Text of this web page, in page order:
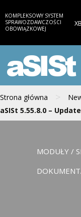
KOMPLEKSOWY SYSTEM
SPRAWOZDAWCZOŚCI
OBOWIĄZKOWEJ
aSISt
Strona główna >
aSISt 5.55.8.0 –
MODUŁY /